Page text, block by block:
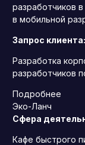
разработчиков
в мобильной
Запрос клиента:
Разработка
разработчиков
Подробнее
Эко-Ланч
Сфера
Кафе быстрого